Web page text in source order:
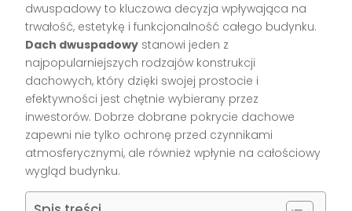
dwuspadowy to kluczowa decyzja wpływająca na
trwałość, estetykę i funkcjonalność całego budynku.
Dach dwuspadowy stanowi jeden z
najpopularniejszych rodzajów konstrukcji
dachowych, który dzięki swojej prostocie i
efektywności jest chętnie wybierany przez
inwestorów. Dobrze dobrane pokrycie dachowe
zapewni nie tylko ochronę przed czynnikami
atmosferycznymi, ale również wpłynie na całościowy
wygląd budynku.